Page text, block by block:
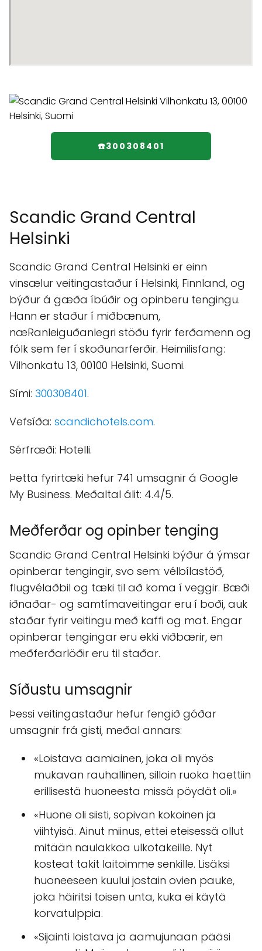
☎️300308401
Scandic Grand Central
Helsinki
Scandic Grand Central Helsinki er einn
vinsælur veitingastaður í Helsinki, Finnland, og
býður á gæða íbúðir og opinberu tengingu.
Hann er staður í miðbænum,
næRanleiguðanlegri stöðu fyrir ferðamenn og
fólk sem fer í skoðunarferðir. Heimilisfang:
Vilhonkatu 13, 00100 Helsinki, Suomi.
Sími: 300308401.
Vefsíða: scandichotels.com.
Sérfræði: Hotelli.
Þetta fyrirtæki hefur 741 umsagnir á Google
My Business. Meðaltal álit: 4.4/5.
Meðferðar og opinber tenging
Scandic Grand Central Helsinki býður á ýmsar
opinberar tengingir, svo sem: vélbílastöð,
flugvélaðbil og tæki til að koma í veggir. Bæði
iðnaðar- og samtímaveitingar eru í boði, auk
staðar fyrir veitingu með kaffi og mat. Engar
opinberar tengingar eru ekki viðbærir, en
meðferðarlöðir eru til staðar.
Síðustu umsagnir
Þessi veitingastaður hefur fengið góðar
umsagnir frá gisti, meðal annars:
«Loistava aamiainen, joka oli myös
mukavan rauhallinen, silloin ruoka haettiin
erillisestä huoneesta missä pöydät oli.»
«Huone oli siisti, sopivan kokoinen ja
viihtyisä. Ainut miinus, ettei eteisessä ollut
mitään naulakkoa ulkotakeille. Nyt
kosteat takit laitoimme senkille. Lisäksi
huoneeseen kuului jostain ovien pauke,
joka häiritsi toisen unta, kuka ei käytä
korvatulppia.
«Sijainti loistava ja aamujunaan pääsi